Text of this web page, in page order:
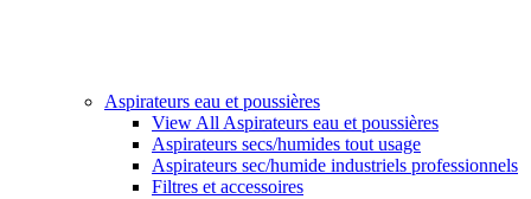
Aspirateurs eau et poussières
View All Aspirateurs eau et poussières
Aspirateurs secs/humides tout usage
Aspirateurs sec/humide industriels professionnels
Filtres et accessoires